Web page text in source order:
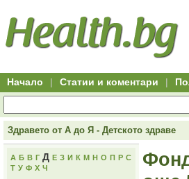
Всички
офети
за
Hitro.bg
Всички
оферти
Hitro.bg
оферти
Hitro.bg
пазаруване
изгодни
оферти
50+
начало
Клуб
Начало | Статии и коментари |
Здравето от А до Я - Детското здраве
А Б В Г Д Е З И К М Н О П Р С
Т У Ф Х Ч